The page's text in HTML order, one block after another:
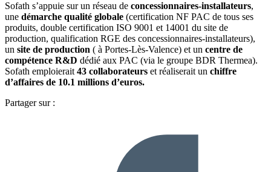
Sofath s’appuie sur un réseau de concessionnaires-installateurs,
une démarche qualité globale (certification NF PAC de tous ses
produits, double certification ISO 9001 et 14001 du site de
production, qualification RGE des concessionnaires-installateurs),
un site de production ( à Portes-Lès-Valence) et un centre de
compétence R&D dédié aux PAC (via le groupe BDR Thermea).
Sofath emploierait 43 collaborateurs et réaliserait un chiffre
d’affaires de 10.1 millions d’euros.
Partager sur :